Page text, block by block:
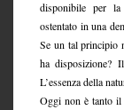
disponibile per la
ostentato in una
Se un tal principio
ha disposizione?
L’essenza della
Oggi non è tanto il